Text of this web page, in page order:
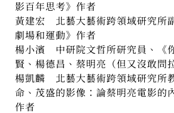
影百年思考》作者
黃建宏 北藝大藝術跨領域研究所
劇場和運動》作者
楊小濱 中研院文哲所研究員、《
賢、楊德昌、蔡明亮（但又沒敢問
楊凱麟 北藝大藝術跨領域研究所
命、茂盛的影像：論蔡明亮電影的
作者